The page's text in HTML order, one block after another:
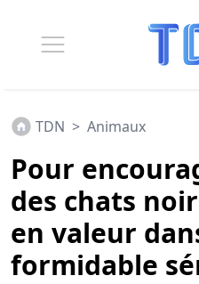
TDN > Animaux
Pour
des chats
en valeur
formidable